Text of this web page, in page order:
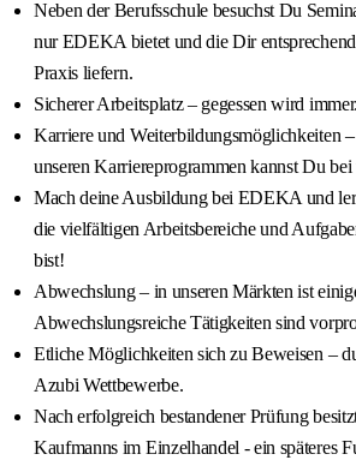
Neben der Berufsschule besuchst Du
nur EDEKA bietet und die Dir
Praxis liefern.
Sicherer Arbeitsplatz – gegessen wird immer.
Karriere und Weiterbildungsmöglichkeiten
unseren Karriereprogrammen kannst Du bei
Mach deine Ausbildung bei EDEKA und
die vielfältigen Arbeitsbereiche und
bist!
Abwechslung – in unseren Märkten ist
Abwechslungsreiche Tätigkeiten sind
Etliche Möglichkeiten sich zu Beweisen –
Azubi Wettbewerbe.
Nach erfolgreich bestandener Prüfung
Kaufmanns im Einzelhandel - ein späteres